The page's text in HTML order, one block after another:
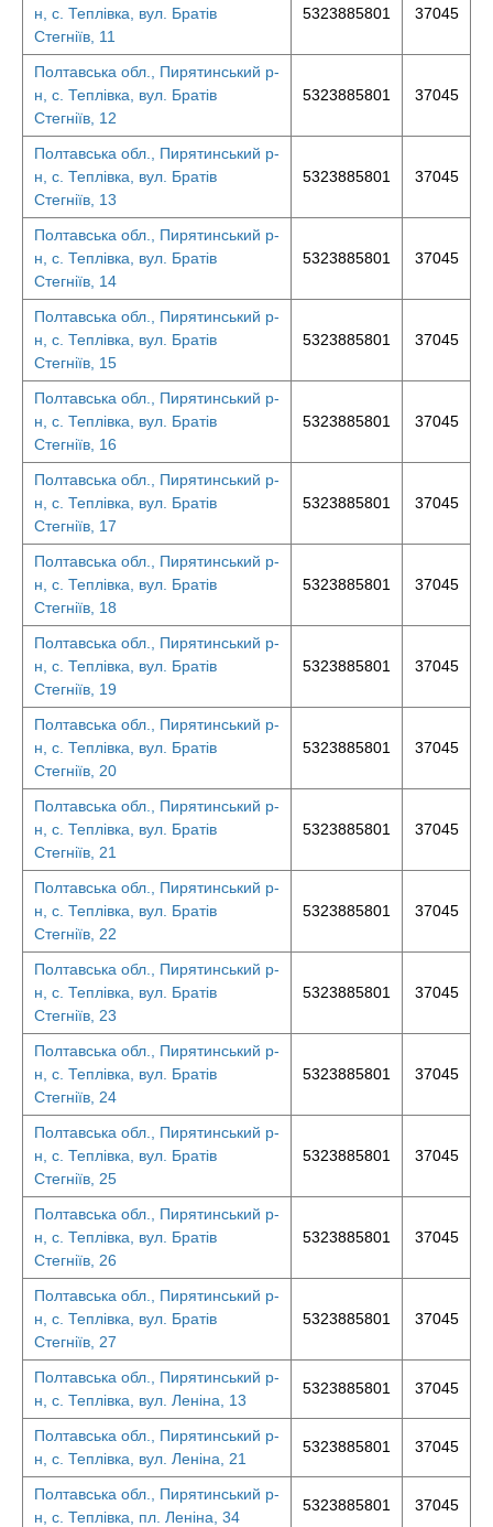
н, с. Теплівка, вул. Братів
Стегніїв, 11
5323885801 37045
Полтавська обл., Пирятинський р-
н, с. Теплівка, вул. Братів
Стегніїв, 12
5323885801 37045
Полтавська обл., Пирятинський р-
н, с. Теплівка, вул. Братів
Стегніїв, 13
5323885801 37045
Полтавська обл., Пирятинський р-
н, с. Теплівка, вул. Братів
Стегніїв, 14
5323885801 37045
Полтавська обл., Пирятинський р-
н, с. Теплівка, вул. Братів
Стегніїв, 15
5323885801 37045
Полтавська обл., Пирятинський р-
н, с. Теплівка, вул. Братів
Стегніїв, 16
5323885801 37045
Полтавська обл., Пирятинський р-
н, с. Теплівка, вул. Братів
Стегніїв, 17
5323885801 37045
Полтавська обл., Пирятинський р-
н, с. Теплівка, вул. Братів
Стегніїв, 18
5323885801 37045
Полтавська обл., Пирятинський р-
н, с. Теплівка, вул. Братів
Стегніїв, 19
5323885801 37045
Полтавська обл., Пирятинський р-
н, с. Теплівка, вул. Братів
Стегніїв, 20
5323885801 37045
Полтавська обл., Пирятинський р-
н, с. Теплівка, вул. Братів
Стегніїв, 21
5323885801 37045
Полтавська обл., Пирятинський р-
н, с. Теплівка, вул. Братів
Стегніїв, 22
5323885801 37045
Полтавська обл., Пирятинський р-
н, с. Теплівка, вул. Братів
Стегніїв, 23
5323885801 37045
Полтавська обл., Пирятинський р-
н, с. Теплівка, вул. Братів
Стегніїв, 24
5323885801 37045
Полтавська обл., Пирятинський р-
н, с. Теплівка, вул. Братів
Стегніїв, 25
5323885801 37045
Полтавська обл., Пирятинський р-
н, с. Теплівка, вул. Братів
Стегніїв, 26
5323885801 37045
Полтавська обл., Пирятинський р-
н, с. Теплівка, вул. Братів
Стегніїв, 27
5323885801 37045
Полтавська обл., Пирятинський р-
н, с. Теплівка, вул. Леніна, 13
5323885801 37045
Полтавська обл., Пирятинський р-
н, с. Теплівка, вул. Леніна, 21
5323885801 37045
Полтавська обл., Пирятинський р-
н, с. Теплівка, пл. Леніна, 34
5323885801 37045